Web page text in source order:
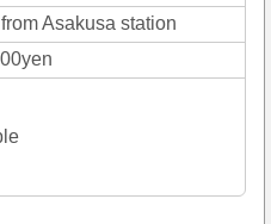
Asakusa station